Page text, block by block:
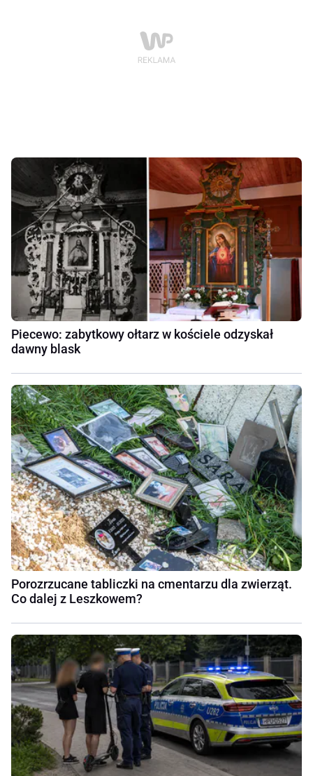
Piecewo: zabytkowy ołtarz w kościele odzyskał
dawny blask
Porozrzucane tabliczki na cmentarzu dla zwierząt.
Co dalej z Leszkowem?